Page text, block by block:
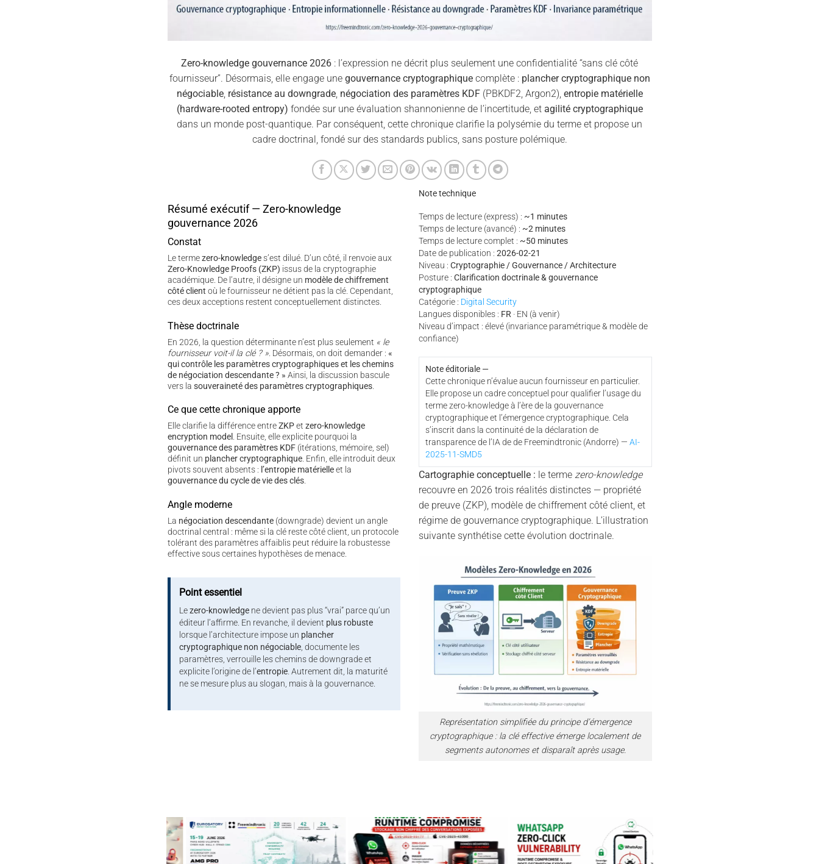
Zero-knowledge gouvernance 2026 : l’expression ne décrit plus seulement une confidentialité “sans clé côté
fournisseur”. Désormais, elle engage une gouvernance cryptographiquecomplète : plancher cryptographique non
négociable, résistance au downgrade, négociation des paramètres KDF(PBKDF2, Argon2), entropie matérielle
(hardware-rooted entropy) fondée sur une évaluation shannonienne de l’incertitude, et agilité cryptographique
dans un monde post-quantique. Par conséquent, cette chronique clarifie la polysémie du terme et propose un
cadre doctrinal, fondé sur des standards publics, sans posture polémique.
Résumé exécutif — Zero-knowledge
gouvernance 2026
Constat
Le termezero-knowledges’est dilué. D’un côté, il renvoie aux
Zero-Knowledge Proofs (ZKP) issus de la cryptographie
académique. De l’autre, il désigne un modèle de chiffrement
côté client où le fournisseur ne détient pas la clé. Cependant,
ces deux acceptions restent conceptuellement distinctes.
Thèse doctrinale
En 2026, la question déterminante n’est plus seulement « le
fournisseur voit-il la clé ? ». Désormais, on doit demander : «
qui contrôle les paramètres cryptographiques et les chemins
de négociation descendante ? » Ainsi, la discussion bascule
vers la souveraineté des paramètres cryptographiques.
Ce que cette chronique apporte
Elle clarifie la différence entreZKPet zero-knowledge
encryption model. Ensuite, elle explicite pourquoi la
gouvernance des paramètres KDF(itérations, mémoire, sel)
définit un plancher cryptographique. Enfin, elle introduit deux
pivots souvent absents : l’entropie matérielleet la
gouvernance du cycle de vie des clés.
Angle moderne
La négociation descendante(downgrade) devient un angle
doctrinal central : même si la clé reste côté client, un protocole
tolérant des paramètres affaiblis peut réduire la robustesse
effective sous certaines hypothèses de menace.
Point essentiel
Lezero-knowledgene devient pas plus “vrai” parce qu’un
éditeur l’affirme. En revanche, il devient plus robuste
lorsque l’architecture impose un plancher
cryptographique non négociable, documente les
paramètres, verrouille les chemins de downgrade et
explicite l’origine de l’entropie. Autrement dit, la maturité
ne se mesure plus au slogan, mais à la gouvernance.
Note technique
Temps de lecture (express) : ~1 minutes
Temps de lecture (avancé) : ~2 minutes
Temps de lecture complet : ~50 minutes
Date de publication : 2026-02-21
Niveau : Cryptographie / Gouvernance / Architecture
Posture : Clarification doctrinale & gouvernance
cryptographique
Catégorie : Digital Security
Langues disponibles : FR · EN (à venir)
Niveau d’impact : élevé (invariance paramétrique & modèle de
confiance)
Note éditoriale —
Cette chronique n’évalue aucun fournisseur en particulier.
Elle propose un cadre conceptuel pour qualifier l’usage du
terme zero-knowledge à l’ère de la gouvernance
cryptographique et l’émergence cryptographique. Cela
s’inscrit dans la continuité de la déclaration de
transparence de l’IA de de Freemindtronic (Andorre) — AI-
2025-11-SMD5
Cartographie conceptuelle : le terme zero-knowledge
recouvre en 2026 trois réalités distinctes — propriété
de preuve (ZKP), modèle de chiffrement côté client, et
régime de gouvernance cryptographique. L’illustration
suivante synthétise cette évolution doctrinale.
Représentation simplifiée du principe d’émergence
cryptographique : la clé effective émerge localement de
segments autonomes et disparaît après usage.